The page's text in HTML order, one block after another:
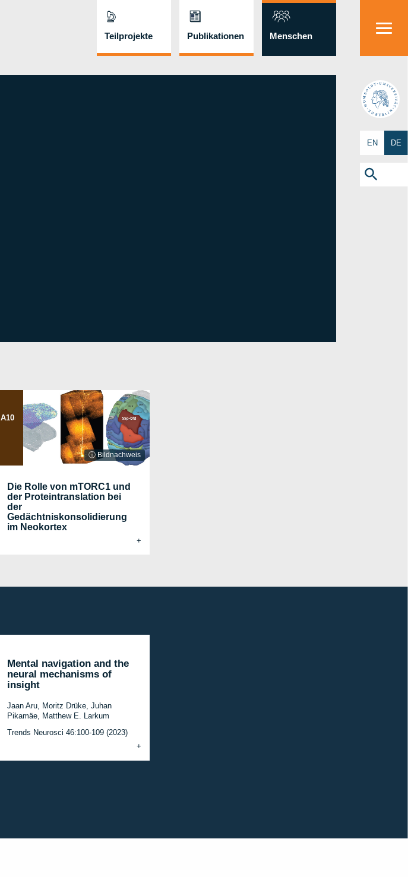
Teilprojekte Publikationen Menschen
HU
EN DE
A10
ⓘ Bildnachweis
Die Rolle von mTORC1 und
der Proteintranslation bei
der
Gedächtniskonsolidierung
im Neokortex
Mental navigation and the
neural mechanisms of
insight
Jaan Aru, Moritz Drüke, Juhan
Pikamäe, Matthew E. Larkum
Trends Neurosci 46:100-109 (2023)